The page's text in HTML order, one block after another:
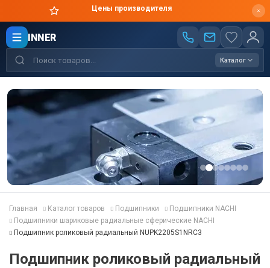
Цены производителя
INNER
Каталог
Главная Каталог товаров Подшипники
Подшипники NACHI
Подшипники шариковые радиальные сферические NACHI
Подшипник роликовый радиальный NUPK2205S1NRC3
Подшипник роликовый радиальный